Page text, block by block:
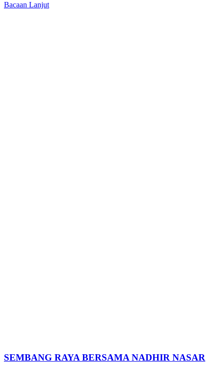
Bacaan Lanjut
SEMBANG RAYA BERSAMA NADHIR NASAR